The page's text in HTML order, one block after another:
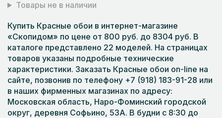
Товары не в наличии
Купить Красные обои в интернет-магазине
«Скопидом» по цене от 800 руб. до 8304 руб. В
каталоге представлено 22 моделей. На страницах
товаров указаны подробные технические
характеристики. Заказать Красные обои on-line на
сайте, позвонив по телефону +7 (918) 183-91-28 или
в наших фирменных магазинах по адресу:
Московская область, Наро-Фоминский городской
округ, деревня Софьино, 53А. В будни с 8:30 до